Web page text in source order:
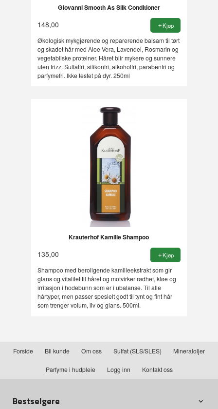
Giovanni Smooth As Silk Conditioner
148,00 Kjøp
Økologisk mykgjørende og reparerende balsam til tørt
og skadet hår med Aloe Vera, Lavendel, Rosmarin og
vegetabilske proteiner. Håret blir mykere og sunnere
uten frizz. Sulfatfri, silikonfri, alkoholfri, parabenfri og
parfymefri. Ikke testet på dyr. 250ml
Krauterhof Kamille Shampoo
135,00 Kjøp
Shampoo med beroligende kamilleekstrakt som gir
glans og vitalitet til håret og motvirker rødhet, kløe og
irritasjon i hodebunn som er i ubalanse. Til alle
hårtyper, men passer spesielt godt til tynt og fint hår
som trenger volum, liv og glans. 500ml.
Forside Bli kunde Om oss Sulfat (SLS/SLES) Mineraloljer
Parfyme i hudpleie Logg inn Kontakt oss
Bestselgere